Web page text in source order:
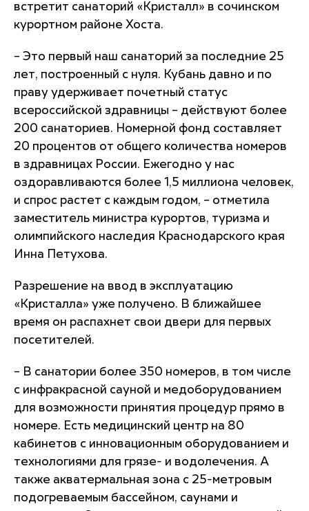
встретит санаторий «Кристалл» в сочинском
курортном районе Хоста.
– Это первый наш санаторий за последние 25
лет, построенный с нуля. Кубань давно и по
праву удерживает почетный статус
всероссийской здравницы – действуют более
200 санаториев. Номерной фонд составляет
20 процентов от общего количества номеров
в здравницах России. Ежегодно у нас
оздоравливаются более 1,5 миллиона человек,
и спрос растет с каждым годом, – отметила
заместитель министра курортов, туризма и
олимпийского наследия Краснодарского края
Инна Петухова.
Разрешение на ввод в эксплуатацию
«Кристалла» уже получено. В ближайшее
время он распахнет свои двери для первых
посетителей.
– В санатории более 350 номеров, в том числе
с инфракрасной сауной и медоборудованием
для возможности принятия процедур прямо в
номере. Есть медицинский центр на 80
кабинетов с инновационным оборудованием и
технологиями для грязе- и водолечения. А
также акватермальная зона с 25-метровым
подогреваемым бассейном, саунами и